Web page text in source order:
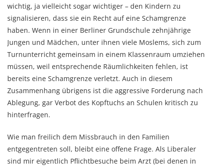
wichtig, ja vielleicht sogar wichtiger – den Kindern zu
signalisieren, dass sie ein Recht auf eine Schamgrenze
haben. Wenn in einer Berliner Grundschule zehnjährige
Jungen und Mädchen, unter ihnen viele Moslems, sich zum
Turnunterricht gemeinsam in einem Klassenraum umziehen
müssen, weil entsprechende Räumlichkeiten fehlen, ist
bereits eine Schamgrenze verletzt. Auch in diesem
Zusammenhang übrigens ist die aggressive Forderung nach
Ablegung, gar Verbot des Kopftuchs an Schulen kritisch zu
hinterfragen.
Wie man freilich dem Missbrauch in den Familien
entgegentreten soll, bleibt eine offene Frage. Als Liberaler
sind mir eigentlich Pflichtbesuche beim Arzt (bei denen in